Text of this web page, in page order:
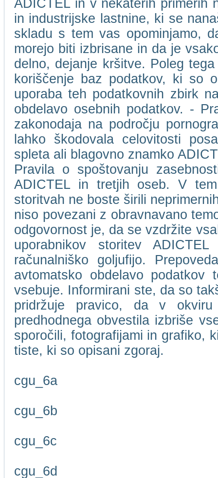
ADICTEL in v nekaterih primerih
in industrijske lastnine, ki se
skladu s tem vas opominjamo,
morejo biti izbrisane in da je
delno, dejanje kršitve. Poleg
koriščenje baz podatkov, ki so
uporaba teh podatkovnih zbirk
obdelavo osebnih podatkov. -
zakonodaja na področju
lahko škodovala celovitosti
spleta ali blagovno znamko
Pravila o spoštovanju
ADICTEL in tretjih oseb. V
storitvah ne boste širili
niso povezani z obravnavano
odgovornost je, da se vzdržite
uporabnikov storitev
računalniško goljufijo.
avtomatsko obdelavo podatkov
vsebuje. Informirani ste, da so
pridržuje pravico, da v
predhodnega obvestila izbriše
sporočili, fotografijami in grafiko,
tiste, ki so opisani zgoraj.
cgu_6a
cgu_6b
cgu_6c
cgu_6d